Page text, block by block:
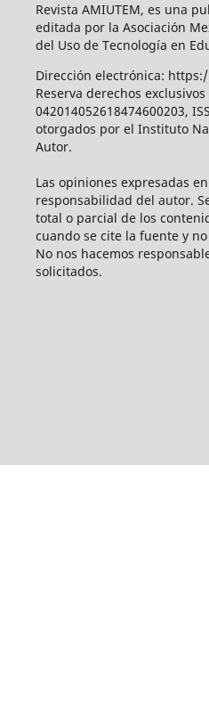
Revista AMIUTEM, es una
editada por la Asociación
del Uso de Tecnología en
Dirección electrónica:
Reserva derechos exclusivos
042014052618474600203,
otorgados por el Instituto
Autor.
Las opiniones expresadas
responsabilidad del autor.
total o parcial de los
cuando se cite la fuente y
No nos hacemos
solicitados.